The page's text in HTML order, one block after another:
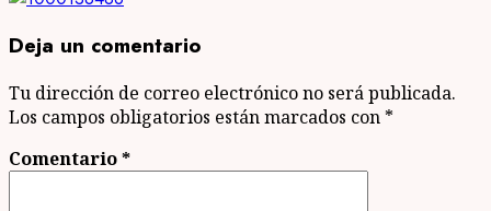
Deja un comentario
Tu dirección de correo electrónico no será publicada.
Los campos obligatorios están marcados con *
Comentario*